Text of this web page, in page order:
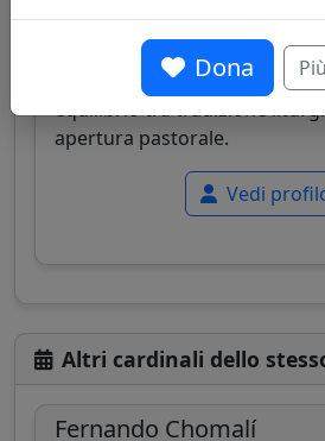
Cardinale italiano, ex vicario
per la diocesi di Roma, noto
equilibrio tra tradizione
apertura pastorale.
Vedi
Altri cardinali dello
Fernando Chomalí
Dona